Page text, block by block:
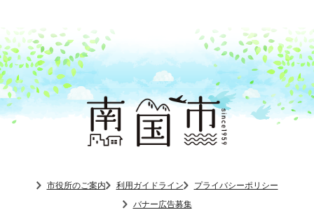
市役所のご案内 利用ガイドライン
プライバシーポリシー
バナー広告募集